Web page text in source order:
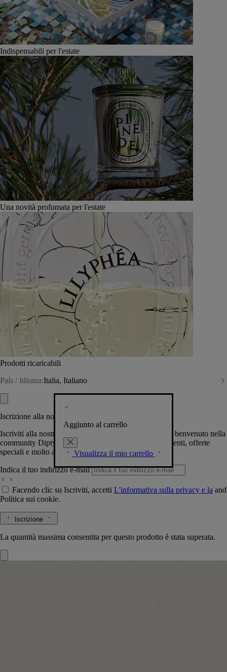
Indispensabili per l'estate
Una novità profumata per l'estate
Prodotti ricaricabili
País / Idioma:Italia, Italiano
Aggiunto al carrello
Visualizza il mio carrello
Iscrizione alla nostra Newsletter
Iscriviti alla nostra newsletter per permetterci di darti il benvenuto nella
community Diptyque e tenerti al corrente su novità, eventi, offerte
speciali e molto altro.
Indica il tuo indirizzo e-mail
Facendo clic su Iscriviti, accetti L'informativa sulla privacy e la and
Politica sui cookie.
Iscrizione
La quantità massima consentita per questo prodotto è stata superata.